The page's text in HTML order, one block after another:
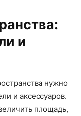
и
нужно
и аксессуаров.
площадь,